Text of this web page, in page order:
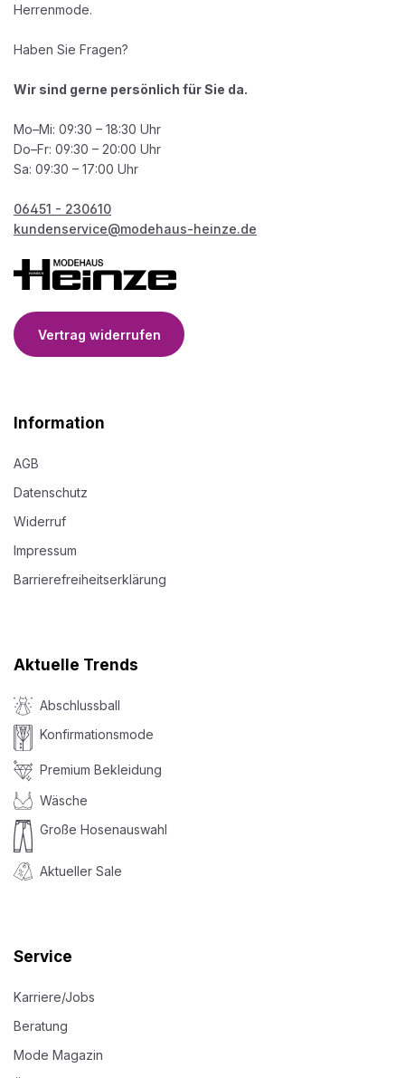
Herrenmode.
Haben Sie Fragen?
Wir sind gerne persönlich für Sie da.
Mo–Mi: 09:30 – 18:30 Uhr
Do–Fr: 09:30 – 20:00 Uhr
Sa: 09:30 – 17:00 Uhr
06451 - 230610
kundenservice@modehaus-heinze.de
Vertrag widerrufen
Information
AGB
Datenschutz
Widerruf
Impressum
Barrierefreiheitserklärung
Aktuelle Trends
Abschlussball
Konfirmationsmode
Premium Bekleidung
Wäsche
Große Hosenauswahl
Aktueller Sale
Service
Karriere/Jobs
Beratung
Mode Magazin